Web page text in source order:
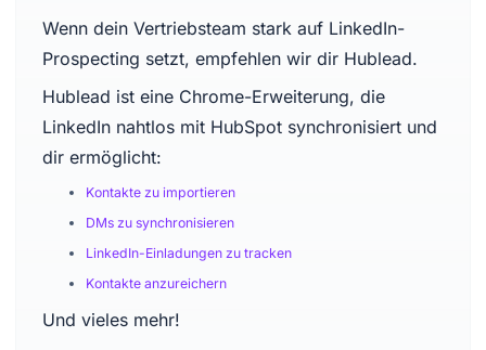
Wenn dein Vertriebsteam stark auf LinkedIn-
Prospecting setzt, empfehlen wir dir Hublead.
Hublead ist eine Chrome-Erweiterung, die
LinkedIn nahtlos mit HubSpot synchronisiert und
dir ermöglicht:
Kontakte zu importieren
DMs zu synchronisieren
LinkedIn-Einladungen zu tracken
Kontakte anzureichern
Und vieles mehr!